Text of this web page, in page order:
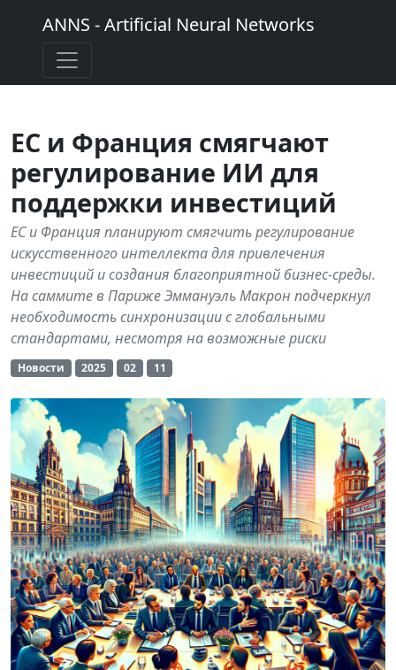
ANNS - Artificial Neural Networks
ЕС и Франция смягчают
регулирование ИИ для
поддержки инвестиций
ЕС и Франция планируют смягчить регулирование
искусственного интеллекта для привлечения
инвестиций и создания благоприятной бизнес-среды.
На саммите в Париже Эммануэль Макрон подчеркнул
необходимость синхронизации с глобальными
стандартами, несмотря на возможные риски
Новости 2025 02 11